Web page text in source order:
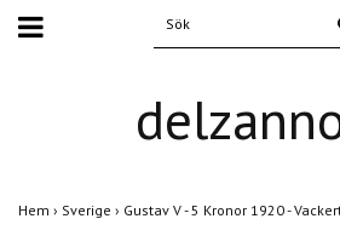
Hem › Sverige › Gustav V - 5 Kronor 1920 -